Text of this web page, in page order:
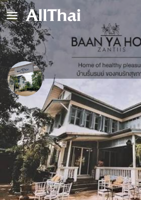
Baan ya hom zantiis
บ้านยาหอม ซานทิส
Price Range
฿500-1,000 Direct Message
Profile Reviews 0 Events